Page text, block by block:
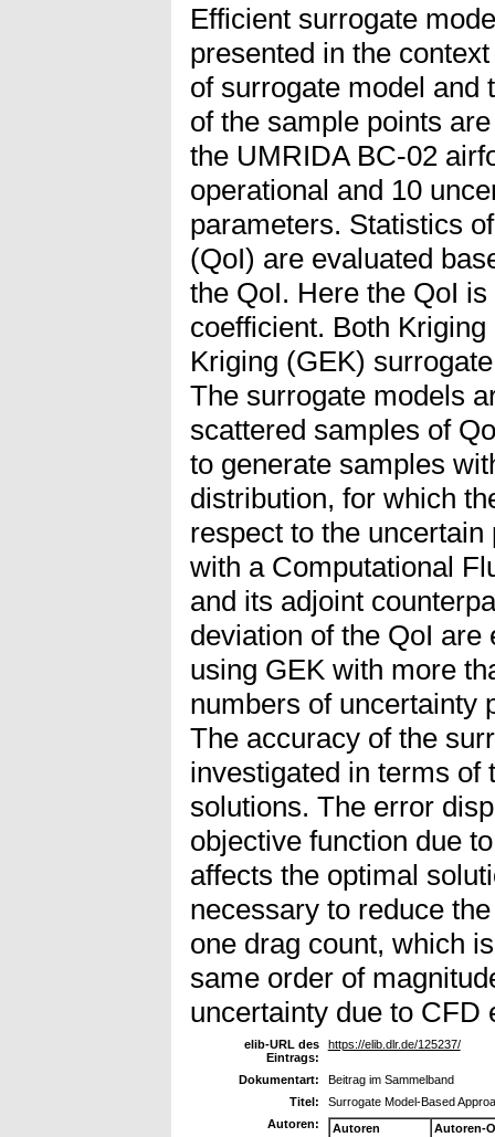
Efficient surrogate
presented in the
of surrogate model and
of the sample points
the UMRIDA BC-02
operational and 10
parameters. Statistics
(QoI) are evaluated
the QoI. Here the QoI
coefficient. Both
Kriging (GEK)
The surrogate models
scattered samples of
to generate samples
distribution, for which
respect to the
with a Computational
and its adjoint
deviation of the QoI
using GEK with more
numbers of uncertainty
The accuracy of the
investigated in terms of
solutions. The error
objective function due
affects the optimal
necessary to reduce
one drag count, which
same order of
uncertainty due to CFD
elib-URL des
Eintrags:
https://elib.dlr.de/125237/
Dokumentart:
Beitrag im Sammelband
Titel:
Surrogate Model-Based
Autoren:
Autoren
Autoren-